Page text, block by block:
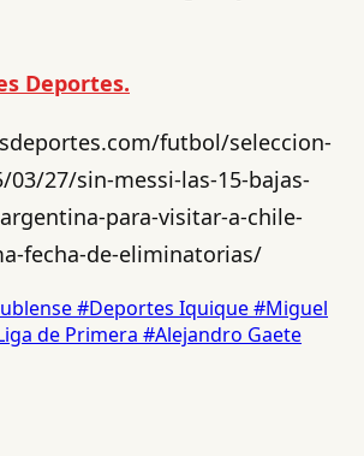
Deportes.
futbol/seleccion-
03/27/sin-messi-las-15-bajas-
para-visitar-a-chile-
fecha-de-eliminatorias/
#Deportes Iquique#Miguel
de Primera #Alejandro Gaete